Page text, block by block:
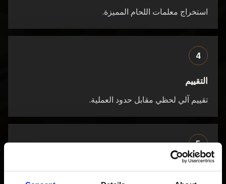
استخراج معلمات اللحام المميزة.
4
التقييم
تقييم آلي لحظي مقابل حدود العملية.
5
إخراج الإشارة